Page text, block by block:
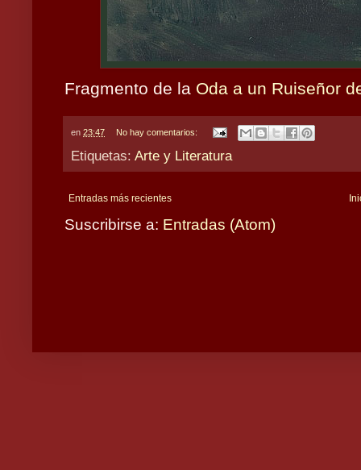
Fragmento de la Oda a un Ruiseñor
en 23:47 No hay comentarios:
Etiquetas: Arte y Literatura
Entradas más recientes
Suscribirse a: Entradas (Atom)